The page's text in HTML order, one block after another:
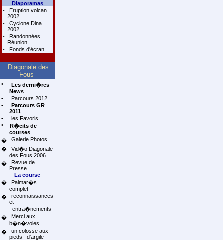
Diaporamas
-
Eruption volcan
2002
-
Cyclone Dina
2002
-
Randonnées
Réunion
-
Fonds d'écran
Diagonale des
Fous
•
Les derni�res
News
•
Parcours 2012
•
Parcours GR
2011
•
les Favoris
•
R�cits de
courses
�
Galerie Photos
�
Vid�o Diagonale
des Fous 2006
�
Revue de
Presse
La course
�
Palmar�s
complet
�
reconnaissances
et
entra�nements
�
Merci aux
b�n�voles
�
un colosse aux
pieds d'argile